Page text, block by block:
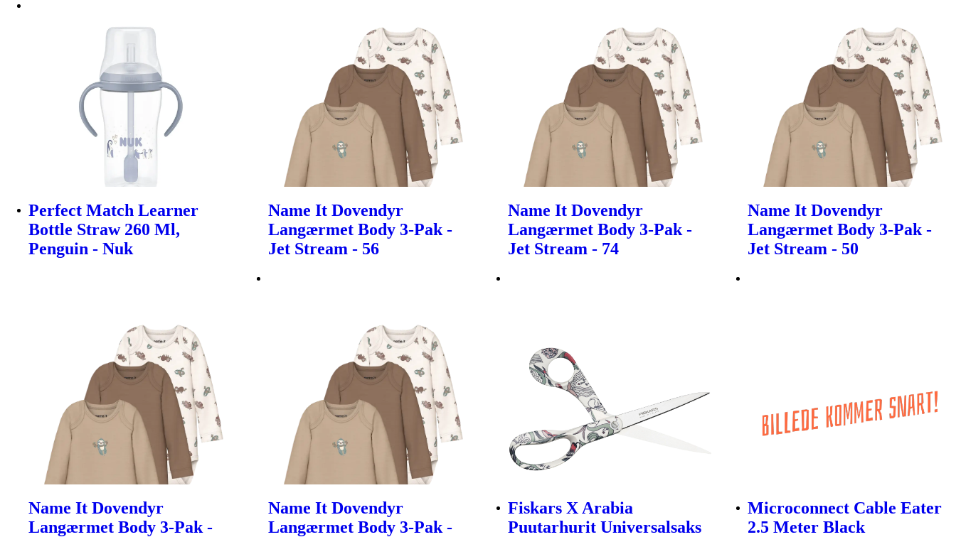
Perfect Match Learner
Bottle Straw 260 Ml,
Penguin - Nuk
Name It Dovendyr
Langærmet Body 3-Pak -
Jet Stream - 56
Name It Dovendyr
Langærmet Body 3-Pak -
Jet Stream - 74
Name It Dovendyr
Langærmet Body 3-Pak -
Jet Stream - 50
Name It Dovendyr
Langærmet Body 3-Pak -
Name It Dovendyr
Langærmet Body 3-Pak -
Fiskars X Arabia
Puutarhurit Universalsaks
Microconnect Cable Eater
2.5 Meter Black